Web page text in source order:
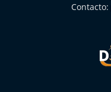
Contacto: